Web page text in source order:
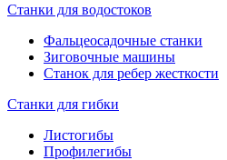
Станки для водостоков
Фальцеосадочные станки
Зиговочные машины
Станок для ребер жесткости
Станки для гибки
Листогибы
Профилегибы